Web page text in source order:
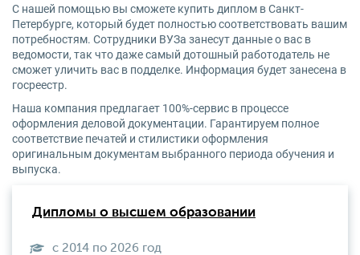
С нашей помощью вы сможете купить диплом в Санкт-
Петербурге, который будет полностью соответствовать вашим
потребностям. Сотрудники ВУЗа занесут данные о вас в
ведомости, так что даже самый дотошный работодатель не
сможет уличить вас в подделке. Информация будет занесена в
госреестр.
Наша компания предлагает 100%-сервис в процессе
оформления деловой документации. Гарантируем полное
соответствие печатей и стилистики оформления
оригинальным документам выбранного периода обучения и
выпуска.
Дипломы о высшем образовании
с 2014 по 2026 год